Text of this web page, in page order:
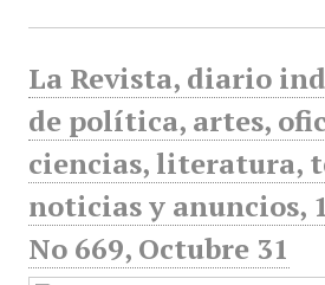
La Revista, diario
de política, artes,
ciencias, literatura,
noticias y anuncios,
No 669, Octubre 31